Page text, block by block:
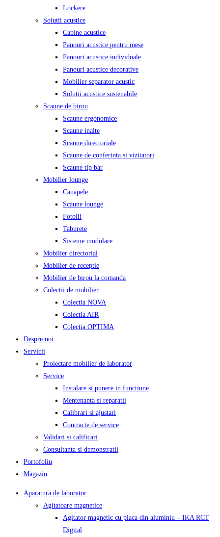
Lockere
Solutii acustice
Cabine acustice
Panouri acustice pentru mese
Panouri acustice individuale
Panouri acustice decorative
Mobilier separator acustic
Solutii acustice sustenabile
Scaune de birou
Scaune ergonomice
Scaune inalte
Scaune directoriale
Scaune de conferinta si vizitatori
Scaune tip bar
Mobilier lounge
Canapele
Scaune lounge
Fotolii
Taburete
Sisteme modulare
Mobilier directorial
Mobilier de receptie
Mobilier de birou la comanda
Colectii de mobilier
Colectia NOVA
Colectia AIR
Colectia OPTIMA
Despre noi
Servicii
Proiectare mobilier de laborator
Service
Instalare si punere in functiune
Mentenanta si reparatii
Calibrari si ajustari
Contracte de service
Validari si calificari
Consultanta si demonstratii
Portofoliu
Magazin
Aparatura de laborator
Agitatoare magnetice
Agitator magnetic cu placa din aluminiu – IKA RCT
Digital